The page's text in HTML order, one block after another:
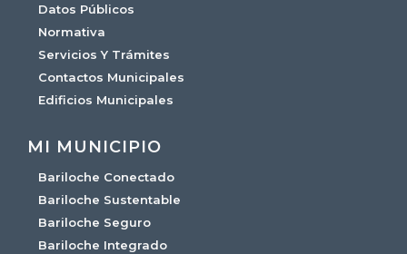
Datos Públicos
Normativa
Servicios Y Trámites
Contactos Municipales
Edificios Municipales
MI MUNICIPIO
Bariloche Conectado
Bariloche Sustentable
Bariloche Seguro
Bariloche Integrado